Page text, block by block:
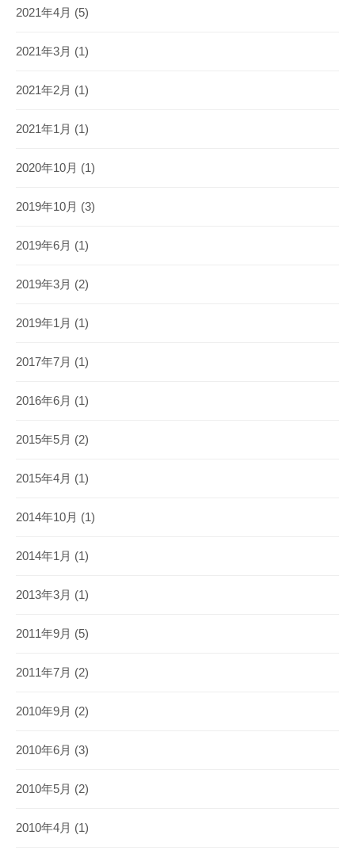
2021年4月 (5)
2021年3月 (1)
2021年2月 (1)
2021年1月 (1)
2020年10月 (1)
2019年10月 (3)
2019年6月 (1)
2019年3月 (2)
2019年1月 (1)
2017年7月 (1)
2016年6月 (1)
2015年5月 (2)
2015年4月 (1)
2014年10月 (1)
2014年1月 (1)
2013年3月 (1)
2011年9月 (5)
2011年7月 (2)
2010年9月 (2)
2010年6月 (3)
2010年5月 (2)
2010年4月 (1)